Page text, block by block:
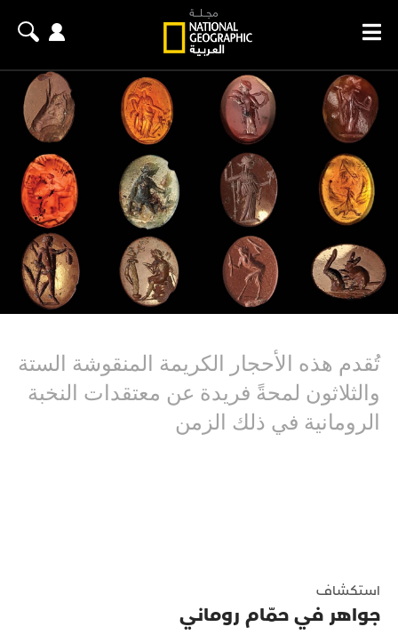
تُقدم هذه الأحجار الكريمة المنقوشة الستة
والثلاثون لمحةً فريدة عن معتقدات النخبة
الرومانية في ذلك الزمن
استكشاف
جواهر في حمّام روماني